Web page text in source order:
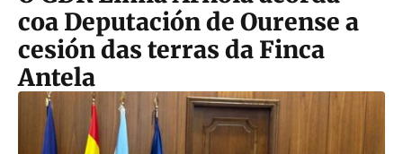
coa Deputación de Ourense a
cesión das terras da Finca
Antela